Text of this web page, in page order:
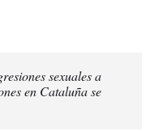
sexuales a
en Cataluña se